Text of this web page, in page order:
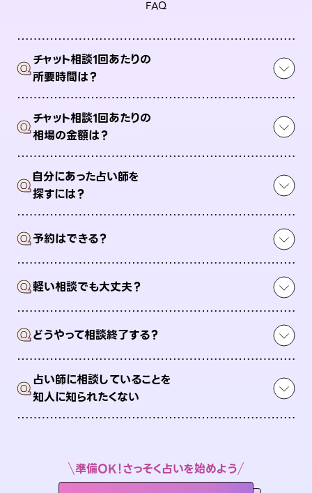
FAQ
Qチャット相談1回あたりの
所要時間は？
Qチャット相談1回あたりの
相場の金額は？
Q自分にあった占い師を
探すには？
Q予約はできる？
Q軽い相談でも大丈夫？
Qどうやって相談終了する？
Q占い師に相談していることを
知人に知られたくない
準備OK！さっそく占いを始めよう